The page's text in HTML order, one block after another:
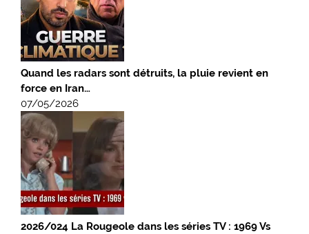
Quand les radars sont détruits, la pluie revient en
force en Iran…
07/05/2026
2026/024 La Rougeole dans les séries TV : 1969 Vs